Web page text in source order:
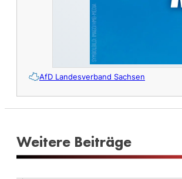
AfD Landesverband Sachsen
Weitere Beiträge